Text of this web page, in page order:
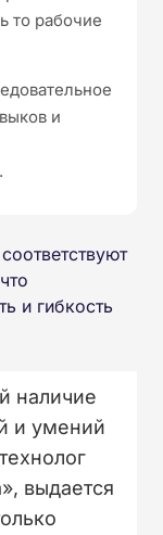
то рабочие
и
и гибкость
наличие
и умений
выдается